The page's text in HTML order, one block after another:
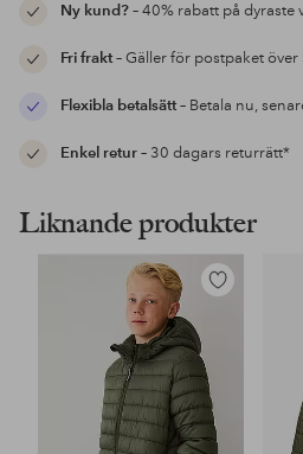
Ny kund?– 40% rabatt på dyraste
Fri frakt– Gäller för postpaket
Flexibla betalsätt– Betala nu,
Enkel retur– 30 dagars returrätt*
Liknande produkter
Lägg
i
favoriter